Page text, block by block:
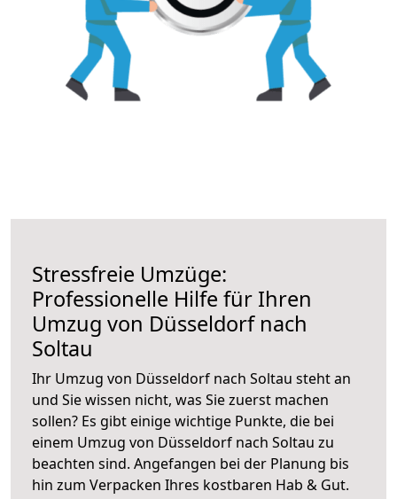
Stressfreie Umzüge:
Professionelle Hilfe für Ihren
Umzug von Düsseldorf nach
Soltau
Ihr Umzug von Düsseldorf nach Soltau steht an
und Sie wissen nicht, was Sie zuerst machen
sollen? Es gibt einige wichtige Punkte, die bei
einem Umzug von Düsseldorf nach Soltau zu
beachten sind. Angefangen bei der Planung bis
hin zum Verpacken Ihres kostbaren Hab & Gut.